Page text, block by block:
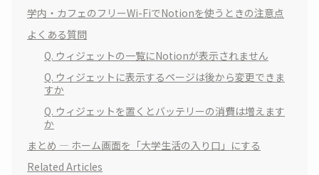
学内・カフェのフリーWi-FiでNotionを使うときの注意点
よくある質問
Q. ウィジェットの一覧にNotionが表示されません
Q. ウィジェットに表示するページは後から変更できま
すか
Q. ウィジェットを置くとバッテリーの消費は増えます
か
まとめ — ホーム画面を「大学生活の入り口」にする
Related Articles